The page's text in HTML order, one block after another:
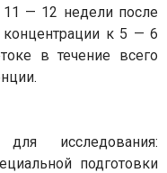
11 — 12 недели после
концентрации к 5 — 6
в течение всего
исследования:
подготовки